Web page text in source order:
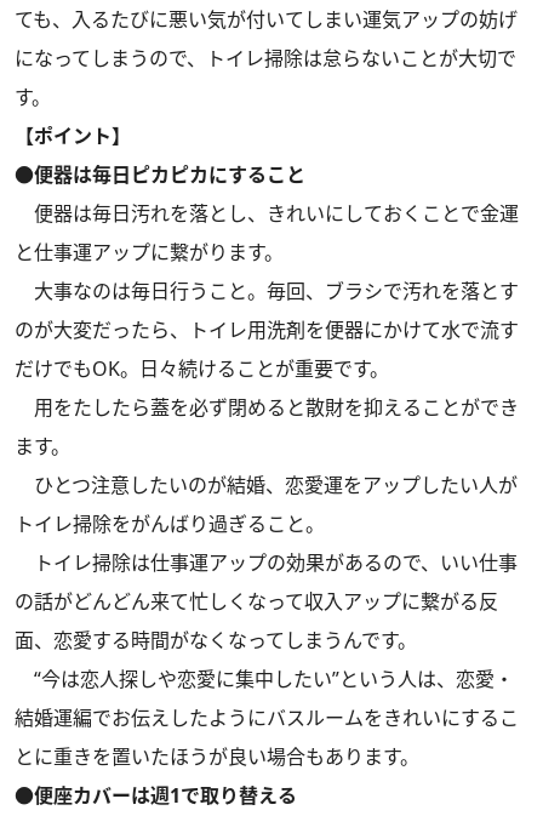
ても、入るたびに悪い気が付いてしまい運気アップの妨げ
になってしまうので、トイレ掃除は怠らないことが大切で
す。
【ポイント】
●便器は毎日ピカピカにすること
便器は毎日汚れを落とし、きれいにしておくことで金運
と仕事運アップに繋がります。
大事なのは毎日行うこと。毎回、ブラシで汚れを落とす
のが大変だったら、トイレ用洗剤を便器にかけて水で流す
だけでもOK。日々続けることが重要です。
用をたしたら蓋を必ず閉めると散財を抑えることができ
ます。
ひとつ注意したいのが結婚、恋愛運をアップしたい人が
トイレ掃除をがんばり過ぎること。
トイレ掃除は仕事運アップの効果があるので、いい仕事
の話がどんどん来て忙しくなって収入アップに繋がる反
面、恋愛する時間がなくなってしまうんです。
“今は恋人探しや恋愛に集中したい”という人は、 恋愛・
結婚運編でお伝えしたようにバスルームをきれいにするこ
とに重きを置いたほうが良い場合もあります。
●便座カバーは週1で取り替える